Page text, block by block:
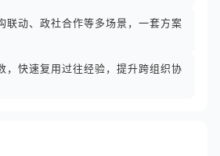
联动、政社合作等多场景，一套方案
，快速复用过往经验，提升跨组织协